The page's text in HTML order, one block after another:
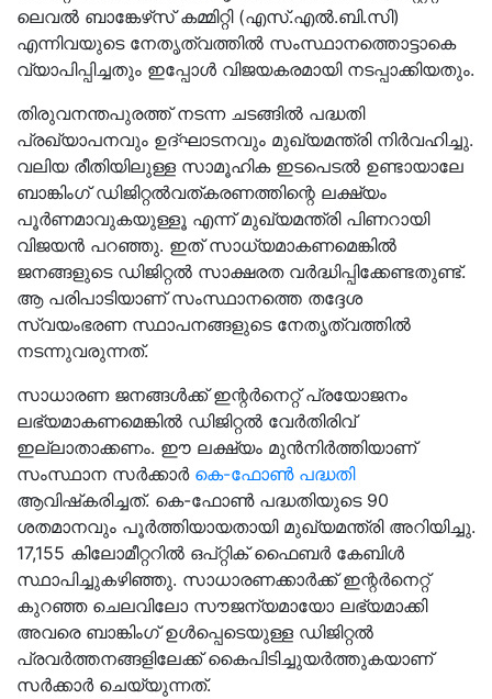
ലെവൽ ബാങ്കേഴ്‌സ് കമ്മിറ്റി (എസ്.എൽ.ബി.സി)
എന്നിവയുടെ നേതൃത്വത്തിൽ സംസ്ഥാനത്തൊട്ടാകെ
വ്യാപിപ്പിച്ചതും ഇപ്പോൾ വിജയകരമായി നടപ്പാക്കിയതും.
തിരുവനന്തപുരത്ത് നടന്ന ചടങ്ങിൽ പദ്ധതി
പ്രഖ്യാപനവും ഉദ്ഘാടനവും മുഖ്യമന്ത്രി നിർവഹിച്ചു.
വലിയ രീതിയിലുള്ള സാമൂഹിക ഇടപെടൽ ഉണ്ടായാലേ
ബാങ്കിംഗ് ഡിജിറ്റൽവത്കരണത്തിന്റെ ലക്ഷ്യം
പൂർണമാവുകയുള്ളൂ എന്ന് മുഖ്യമന്ത്രി പിണറായി
വിജയൻ പറഞ്ഞു. ഇത് സാധ്യമാകണമെങ്കിൽ
ജനങ്ങളുടെ ഡിജിറ്റൽ സാക്ഷരത വർദ്ധിപ്പിക്കേണ്ടതുണ്ട്.
ആ പരിപാടിയാണ് സംസ്ഥാനത്തെ തദ്ദേശ
സ്വയംഭരണ സ്ഥാപനങ്ങളുടെ നേതൃത്വത്തിൽ
നടന്നുവരുന്നത്.
സാധാരണ ജനങ്ങൾക്ക് ഇന്റർനെറ്റ് പ്രയോജനം
ലഭ്യമാകണമെങ്കിൽ ഡിജിറ്റൽ വേർതിരിവ്
ഇല്ലാതാക്കണം. ഈ ലക്ഷ്യം മുൻനിർത്തിയാണ്
സംസ്ഥാന സർക്കാർ കെ-ഫോൺ പദ്ധതി
ആവിഷ്‌കരിച്ചത്. കെ-ഫോൺ പദ്ധതിയുടെ 90
ശതമാനവും പൂർത്തിയായതായി മുഖ്യമന്ത്രി അറിയിച്ചു.
17,155 കിലോമീറ്ററിൽ ഒപ്റ്റിക് ഫൈബർ കേബിൾ
സ്ഥാപിച്ചുകഴിഞ്ഞു. സാധാരണക്കാർക്ക് ഇന്റർനെറ്റ്
കുറഞ്ഞ ചെലവിലോ സൗജന്യമായോ ലഭ്യമാക്കി
അവരെ ബാങ്കിംഗ് ഉൾപ്പെടെയുള്ള ഡിജിറ്റൽ
പ്രവർത്തനങ്ങളിലേക്ക് കൈപിടിച്ചുയർത്തുകയാണ്
സർക്കാർ ചെയ്യുന്നത്.